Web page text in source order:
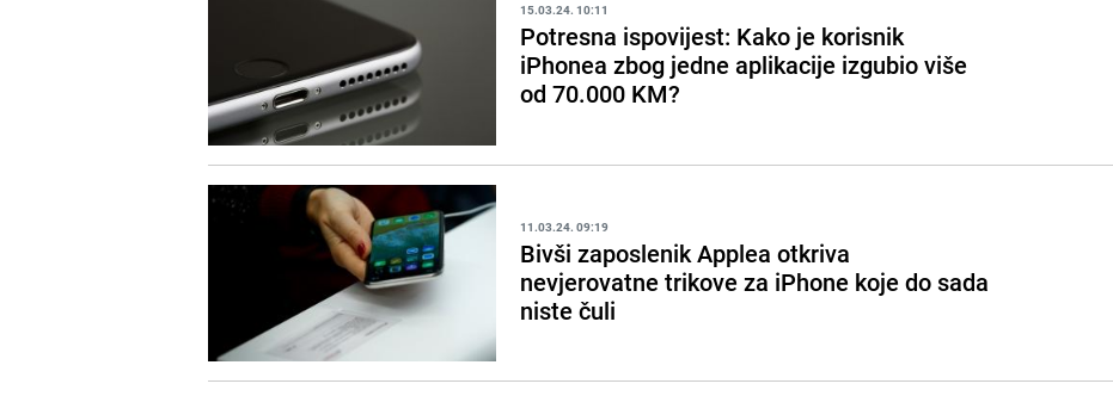
15.03.24. 10:11
Potresna ispovijest: Kako je korisnik
iPhonea zbog jedne aplikacije izgubio više
od 70.000 KM?
11.03.24. 09:19
Bivši zaposlenik Applea otkriva
nevjerovatne trikove za iPhone koje do sada
niste čuli